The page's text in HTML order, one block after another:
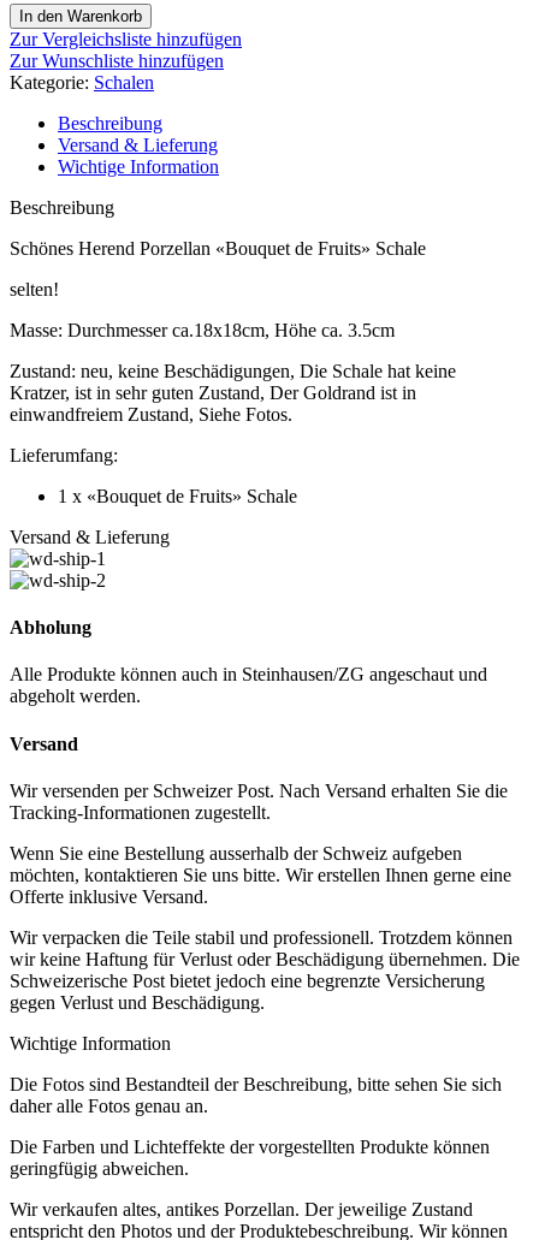
Herend
Porzellan
"Bouquet
de
Fruits"
Schale
18x18x3.5cm
Menge
In den Warenkorb
Zur Vergleichsliste hinzufügen
Zur Wunschliste hinzufügen
Kategorie: Schalen
Beschreibung
Versand & Lieferung
Wichtige Information
Beschreibung
Schönes Herend Porzellan «Bouquet de Fruits» Schale
selten!
Masse: Durchmesser ca.18x18cm, Höhe ca. 3.5cm
Zustand: neu, keine Beschädigungen, Die Schale hat keine
Kratzer, ist in sehr guten Zustand, Der Goldrand ist in
einwandfreiem Zustand, Siehe Fotos.
Lieferumfang:
1 x «Bouquet de Fruits» Schale
Versand & Lieferung
Abholung
Alle Produkte können auch in Steinhausen/ZG angeschaut und
abgeholt werden.
Versand
Wir versenden per Schweizer Post. Nach Versand erhalten Sie die
Tracking-Informationen zugestellt.
Wenn Sie eine Bestellung ausserhalb der Schweiz aufgeben
möchten, kontaktieren Sie uns bitte. Wir erstellen Ihnen gerne eine
Offerte inklusive Versand.
Wir verpacken die Teile stabil und professionell. Trotzdem können
wir keine Haftung für Verlust oder Beschädigung übernehmen. Die
Schweizerische Post bietet jedoch eine begrenzte Versicherung
gegen Verlust und Beschädigung.
Wichtige Information
Die Fotos sind Bestandteil der Beschreibung, bitte sehen Sie sich
daher alle Fotos genau an.
Die Farben und Lichteffekte der vorgestellten Produkte können
geringfügig abweichen.
Wir verkaufen altes, antikes Porzellan. Der jeweilige Zustand
entspricht den Photos und der Produktebeschreibung. Wir können